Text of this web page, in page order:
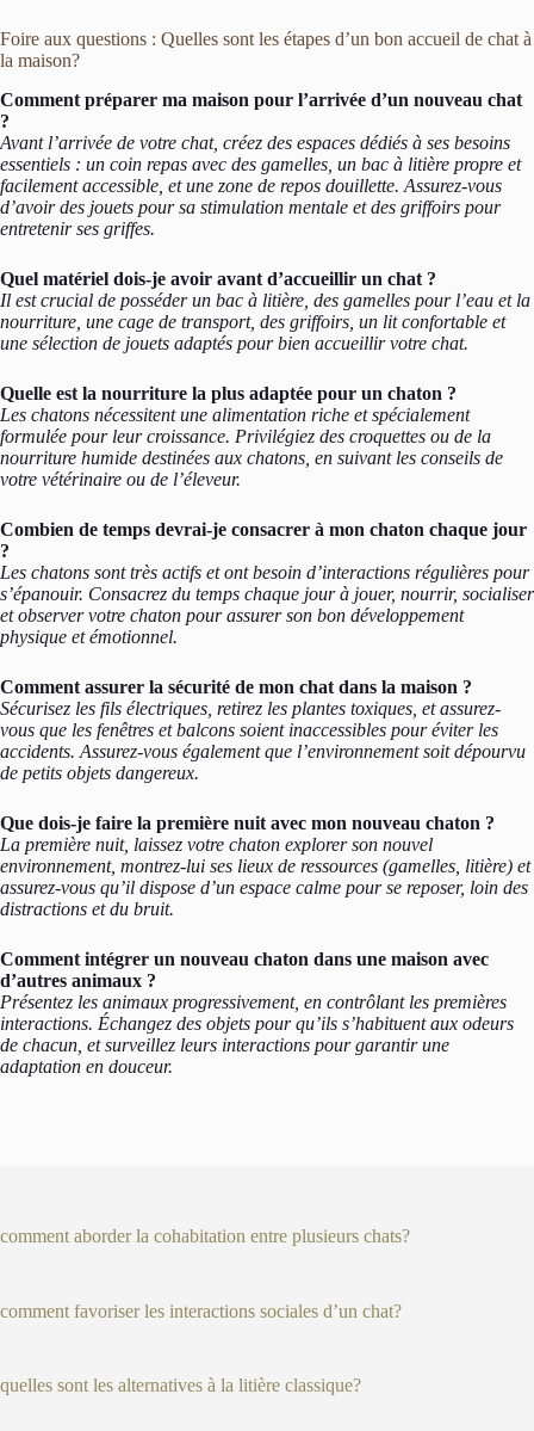
Foire aux questions : Quelles sont les étapes d’un bon accueil de chat à
la maison?
Comment préparer ma maison pour l’arrivée d’un nouveau chat
?
Avant l’arrivée de votre chat, créez des espaces dédiés à ses besoins
essentiels : un coin repas avec des gamelles, un bac à litière propre et
facilement accessible, et une zone de repos douillette. Assurez-vous
d’avoir des jouets pour sa stimulation mentale et des griffoirs pour
entretenir ses griffes.
Quel matériel dois-je avoir avant d’accueillir un chat ?
Il est crucial de posséder un bac à litière, des gamelles pour l’eau et la
nourriture, une cage de transport, des griffoirs, un lit confortable et
une sélection de jouets adaptés pour bien accueillir votre chat.
Quelle est la nourriture la plus adaptée pour un chaton ?
Les chatons nécessitent une alimentation riche et spécialement
formulée pour leur croissance. Privilégiez des croquettes ou de la
nourriture humide destinées aux chatons, en suivant les conseils de
votre vétérinaire ou de l’éleveur.
Combien de temps devrai-je consacrer à mon chaton chaque jour
?
Les chatons sont très actifs et ont besoin d’interactions régulières pour
s’épanouir. Consacrez du temps chaque jour à jouer, nourrir, socialiser
et observer votre chaton pour assurer son bon développement
physique et émotionnel.
Comment assurer la sécurité de mon chat dans la maison ?
Sécurisez les fils électriques, retirez les plantes toxiques, et assurez-
vous que les fenêtres et balcons soient inaccessibles pour éviter les
accidents. Assurez-vous également que l’environnement soit dépourvu
de petits objets dangereux.
Que dois-je faire la première nuit avec mon nouveau chaton ?
La première nuit, laissez votre chaton explorer son nouvel
environnement, montrez-lui ses lieux de ressources (gamelles, litière) et
assurez-vous qu’il dispose d’un espace calme pour se reposer, loin des
distractions et du bruit.
Comment intégrer un nouveau chaton dans une maison avec
d’autres animaux ?
Présentez les animaux progressivement, en contrôlant les premières
interactions. Échangez des objets pour qu’ils s’habituent aux odeurs
de chacun, et surveillez leurs interactions pour garantir une
adaptation en douceur.
comment aborder la cohabitation entre plusieurs chats?
comment favoriser les interactions sociales d’un chat?
quelles sont les alternatives à la litière classique?